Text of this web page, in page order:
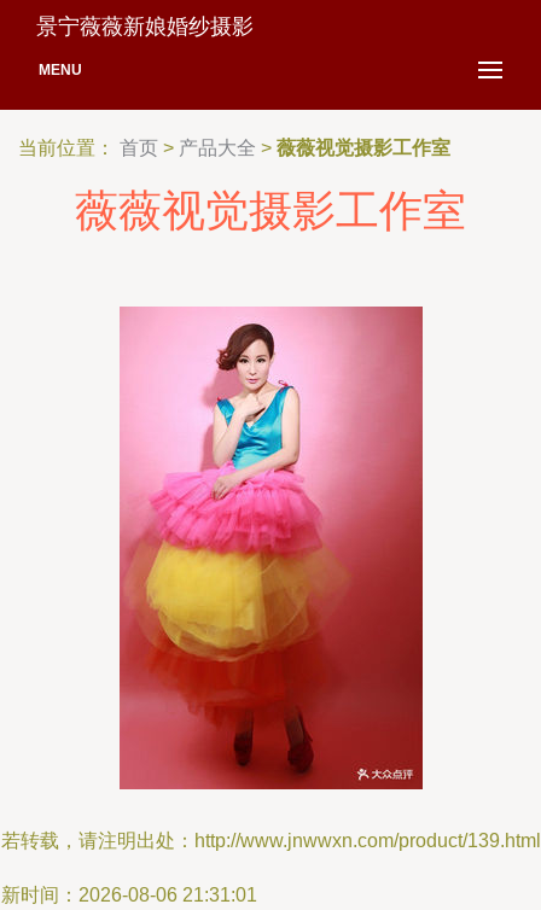
景宁薇薇新娘婚纱摄影
MENU
当前位置： 首页 > 产品大全 > 薇薇视觉摄影工作室
薇薇视觉摄影工作室
转载，请注明出处：http://www.jnwwxn.com/product/139.html
时间：2026-08-06 21:31:01